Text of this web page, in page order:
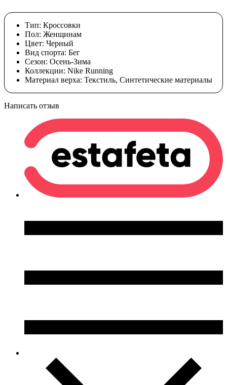
Тип: Кроссовки
Пол: Женщинам
Цвет: Черный
Вид спорта: Бег
Сезон: Осень-Зима
Коллекции: Nike Running
Материал верха: Текстиль, Синтетические материалы
Написать отзыв